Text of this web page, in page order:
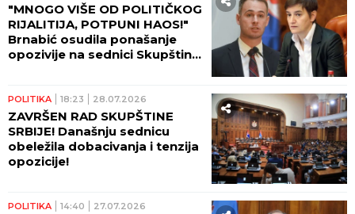
"MNOGO VIŠE OD POLITIČKOG
RIJALITIJA, POTPUNI HAOS!"
Brnabić osudila ponašanje
opozivije na sednici Skupštine
POLITIKA 18:23 28.07.2026
ZAVRŠEN RAD SKUPŠTINE
SRBIJE! Današnju sednicu
obeležila dobacivanja i tenzija
opozicije!
POLITIKA 14:40 27.07.2026